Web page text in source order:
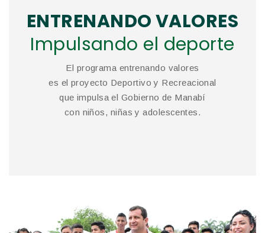
ENTRENANDO VALORES
Impulsando el deporte
El programa entrenando valores
es el proyecto Deportivo y Recreacional
que impulsa el Gobierno de Manabí
con niños, niñas y adolescentes.